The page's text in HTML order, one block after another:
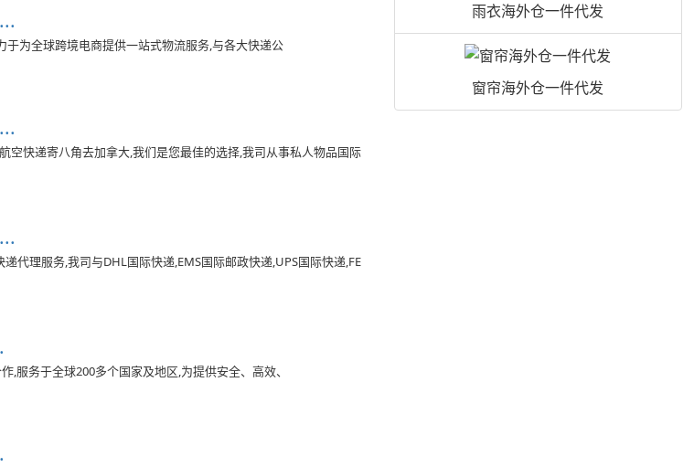
为全球跨境电商提供一站式物流服务,与各大快递公
空快递寄八角去加拿大,我们是您最佳的选择,我司从事私人物品国际
代理服务,我司与DHL国际快递,EMS国际邮政快递,UPS国际快递,FE
,服务于全球200多个国家及地区,为提供安全、高效、
雨衣海外仓一件代发
窗帘海外仓一件代发